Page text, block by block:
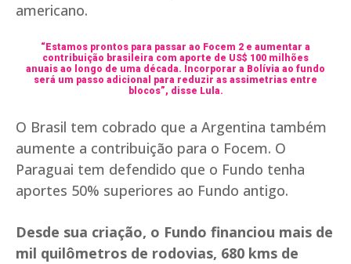
americano.
“Estamos prontos para passar ao Focem 2 e aumentar a
contribuição brasileira com aporte de US$ 100 milhões
anuais ao longo de uma década. Incorporar a Bolívia ao fundo
será um passo adicional para reduzir as assimetrias entre
blocos”, disse Lula.
O Brasil tem cobrado que a Argentina também
aumente a contribuição para o Focem. O
Paraguai tem defendido que o Fundo tenha
aportes 50% superiores ao Fundo antigo.
Desde sua criação, o Fundo financiou mais de
mil quilômetros de rodovias, 680 kms de